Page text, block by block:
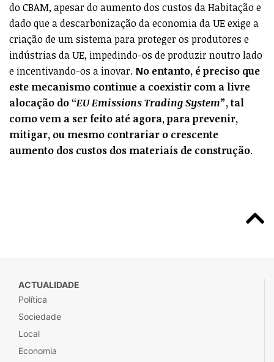
do CBAM, apesar do aumento dos custos da Habitação e
dado que a descarbonização da economia da UE exige a
criação de um sistema para proteger os produtores e
indústrias da UE, impedindo-os de produzir noutro lado
e incentivando-os a inovar. No entanto, é preciso que
este mecanismo continue a coexistir com a livre
alocação do “EU Emissions Trading System”, tal
como vem a ser feito até agora, para prevenir,
mitigar, ou mesmo contrariar o crescente
aumento dos custos dos materiais de construção.
ACTUALIDADE
Política
Sociedade
Local
Economia